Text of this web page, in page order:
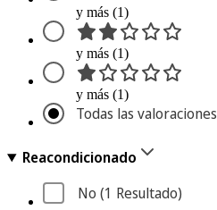
y más (1)
y más (1)
y más (1)
Todas las valoraciones
Reacondicionado
No (1 Resultado)